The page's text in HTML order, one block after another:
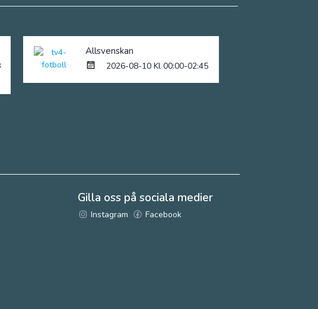
Allsvenskan
2026-08-10 Kl 00:00-02:45
Gilla oss på sociala medier
Instagram Facebook